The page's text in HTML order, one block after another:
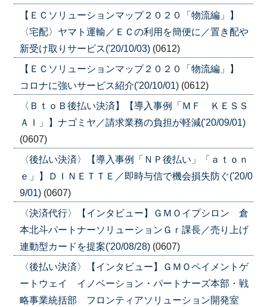
【ＥＣソリューションマップ２０２０「物流編」】
〈宅配〉ヤマト運輸／ＥＣの利用を簡便に／置き配や
新受け取りサービス('20/10/03) (0612)
【ＥＣソリューションマップ２０２０「物流編」】
コロナに強いサービス紹介('20/10/01) (0612)
〈ＢｔｏＢ後払い決済】【導入事例「ＭＦ ＫＥＳＳ
ＡＩ」】ナゴミヤ／請求業務の負担が軽減('20/09/01)
(0607)
〈後払い決済〉【導入事例「ＮＰ後払い」「ａｔｏｎ
ｅ」】ＤＩＮＥＴＴＥ／即時与信で機会損失防ぐ('20/0
9/01) (0607)
〈決済代行〉【インタビュー】ＧＭＯイプシロン 倉
本北斗パートナーソリューションＧｒ課長／売り上げ
連動型カードを提案('20/08/28) (0607)
〈後払い決済〉【インタビュー】ＧＭＯペイメントゲ
ートウェイ イノベーション・パートナーズ本部・戦
略事業統括部 フロンティアソリューション開発室